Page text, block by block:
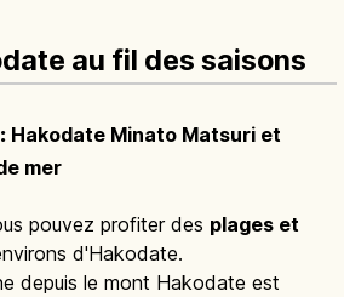
au fil des saisons
Hakodate Minato Matsuri et
mer
pouvez profiter des plages et
d'Hakodate.
depuis le mont Hakodate est